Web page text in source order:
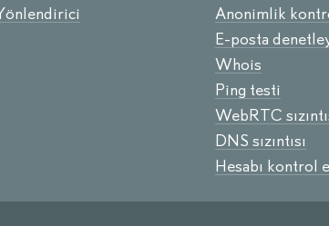
Anonimlik
E-posta
Whois
Ping testi
WebRTC
DNS sızıntısı
Hesabı kontrol